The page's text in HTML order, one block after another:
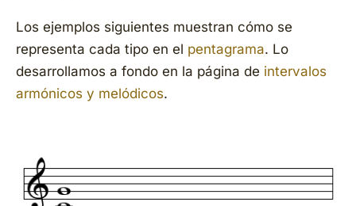
Los ejemplos siguientes muestran cómo se
representa cada tipo en el pentagrama. Lo
desarrollamos a fondo en la página de intervalos
armónicos y melódicos.